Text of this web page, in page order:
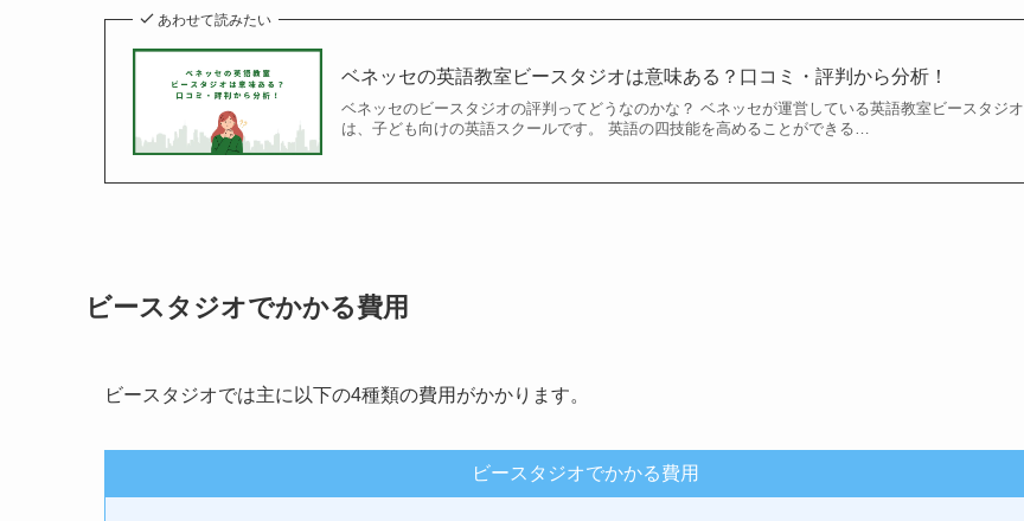
あわせて読みたい
ベネッセの英語教室ビースタジオは意味ある？口コミ・評判から分析！
ベネッセのビースタジオの評判ってどうなのかな？ ベネッセが運営している英語教室ビースタジオ
は、子ども向けの英語スクールです。 英語の四技能を高めることができる…
ビースタジオでかかる費用
ビースタジオでは主に以下の4種類の費用がかかります。
ビースタジオでかかる費用